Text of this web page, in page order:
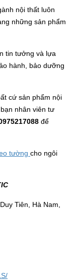
nội thất luôn
những sản phẩm
tin tưởng và lựa
hành, bảo dưỡng
cứ sản phẩm nội
nhân viên tư
để
tường cho ngôi
Tiên, Hà Nam,